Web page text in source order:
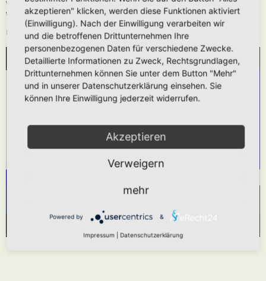
Wie oben beschrieben kann die URL auch ohne die[media]Tags verwendet
werden.
Das hier gezeigt Beispiel würde folgendes generieren:
WIR BENÖTIGEN IHRE ZUSTIMMUNG, UM
DEN YOUTUBE-SERVICE ZU LADEN!
um Videoinhalte einzubetten. Dieser Service kann
Daten zu Ihren Aktivitäten sammeln. Bitte lesen
Sie die Details durch und stimmen Sie der
Nutzung des Service zu, um dieses Video
Mehr Informationen
Powered byUsercentrics Consent Management Platform
akzeptieren" klicken, werden diese Funktionen aktiviert
(Einwilligung). Nach der Einwilligung verarbeiten wir
und die betroffenen Drittunternehmen Ihre
personenbezogenen Daten für verschiedene Zwecke.
Detaillierte Informationen zu Zweck, Rechtsgrundlagen,
Drittunternehmen können Sie unter dem Button "Mehr"
und in unserer Datenschutzerklärung einsehen. Sie
können Ihre Einwilligung jederzeit widerrufen.
Akzeptieren
Verweigern
mehr
Powered by &
Impressum Datenschutzerklärung